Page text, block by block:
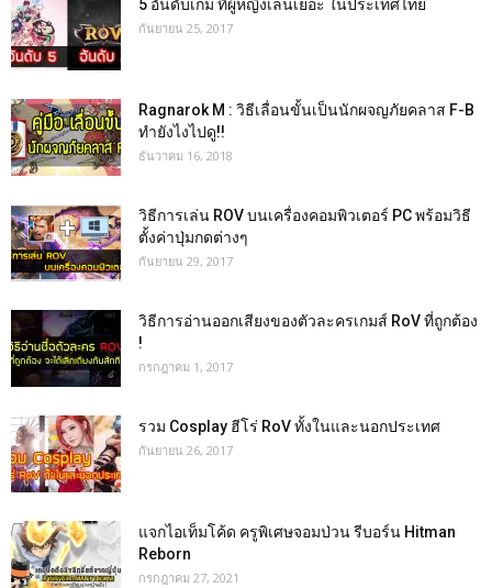
5 อันดับเกม ที่ผู้หญิงเล่นเยอะ ในประเทศไทย
กันยายน 25, 2017
Ragnarok M : วิธีเลื่อนขั้นเป็นนักผจญภัยคลาส F-B
ทำยังไงไปดู!!
ธันวาคม 16, 2018
วิธีการเล่น ROV บนเครื่องคอมพิวเตอร์ PC พร้อมวิธี
ตั้งค่าปุ่มกดต่างๆ
กันยายน 29, 2017
วิธีการอ่านออกเสียงของตัวละครเกมส์ RoV ที่ถูกต้อง
!
กรกฎาคม 1, 2017
รวม Cosplay ฮีโร่ RoV ทั้งในและนอกประเทศ
กันยายน 26, 2017
แจกไอเท็มโค้ด ครูพิเศษจอมป่วน รีบอร์น Hitman
Reborn
กรกฎาคม 27, 2021